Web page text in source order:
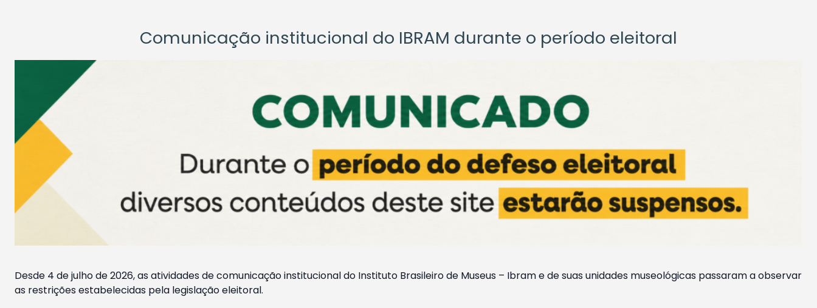
Comunicação institucional do IBRAM durante o período eleitoral
Desde 4 de julho de 2026, as atividades de comunicação institucional do Instituto Brasileiro de Museus – Ibram e de suas unidades museológicas passaram a observar
as restrições estabelecidas pela legislação eleitoral.